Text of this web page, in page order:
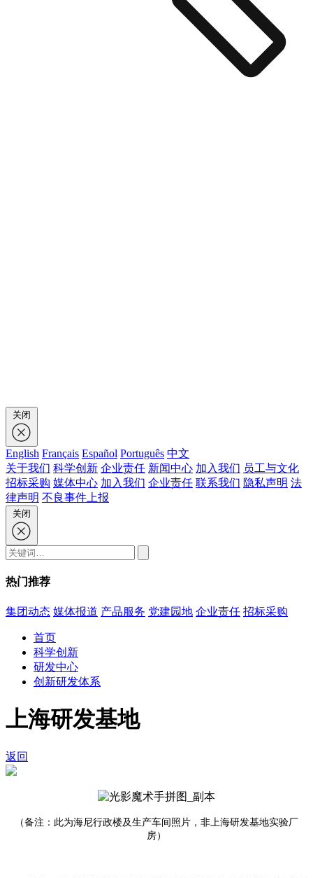
English Français Español Português 中文
关于我们 科学创新 企业责任 新闻中心 加入我们 员工与文化
招标采购 媒体中心 加入我们 企业责任 联系我们 隐私声明 法
律声明 不良事件上报
热门推荐
集团动态 媒体报道 产品服务 党建园地 企业责任 招标采购
首页
科学创新
研发中心
创新研发体系
上海研发基地
返回
（备注：此为海尼行政楼及生产车间照片，非上海研发基地实验厂
房）